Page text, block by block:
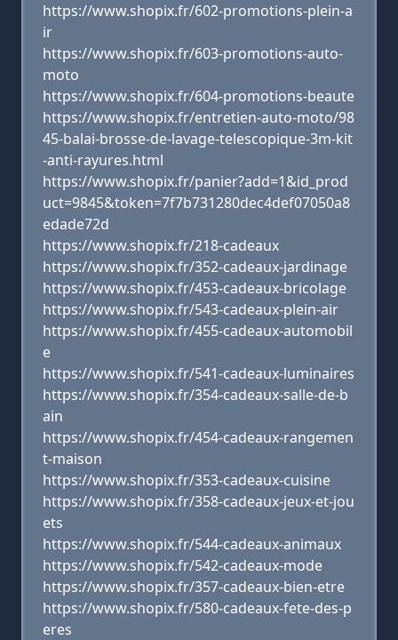
https://www.shopix.fr/602-promotions-plein-a
ir
https://www.shopix.fr/603-promotions-auto-
moto
https://www.shopix.fr/604-promotions-beaute
https://www.shopix.fr/entretien-auto-moto/98
45-balai-brosse-de-lavage-telescopique-3m-kit
-anti-rayures.html
https://www.shopix.fr/panier?add=1&id_prod
uct=9845&token=7f7b731280dec4def07050a8
edade72d
https://www.shopix.fr/218-cadeaux
https://www.shopix.fr/352-cadeaux-jardinage
https://www.shopix.fr/453-cadeaux-bricolage
https://www.shopix.fr/543-cadeaux-plein-air
https://www.shopix.fr/455-cadeaux-automobil
e
https://www.shopix.fr/541-cadeaux-luminaires
https://www.shopix.fr/354-cadeaux-salle-de-b
ain
https://www.shopix.fr/454-cadeaux-rangemen
t-maison
https://www.shopix.fr/353-cadeaux-cuisine
https://www.shopix.fr/358-cadeaux-jeux-et-jou
ets
https://www.shopix.fr/544-cadeaux-animaux
https://www.shopix.fr/542-cadeaux-mode
https://www.shopix.fr/357-cadeaux-bien-etre
https://www.shopix.fr/580-cadeaux-fete-des-p
eres